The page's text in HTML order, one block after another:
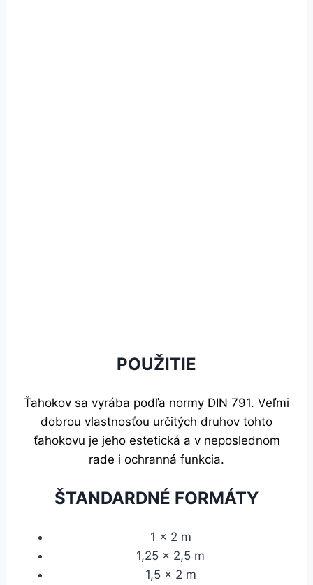
POUŽITIE
Ťahokov sa vyrába podľa normy DIN 791. Veľmi
dobrou vlastnosťou určitých druhov tohto
ťahokovu je jeho estetická a v neposlednom
rade i ochranná funkcia.
ŠTANDARDNÉ FORMÁTY
1 x 2 m
1,25 x 2,5 m
1,5 x 2 m